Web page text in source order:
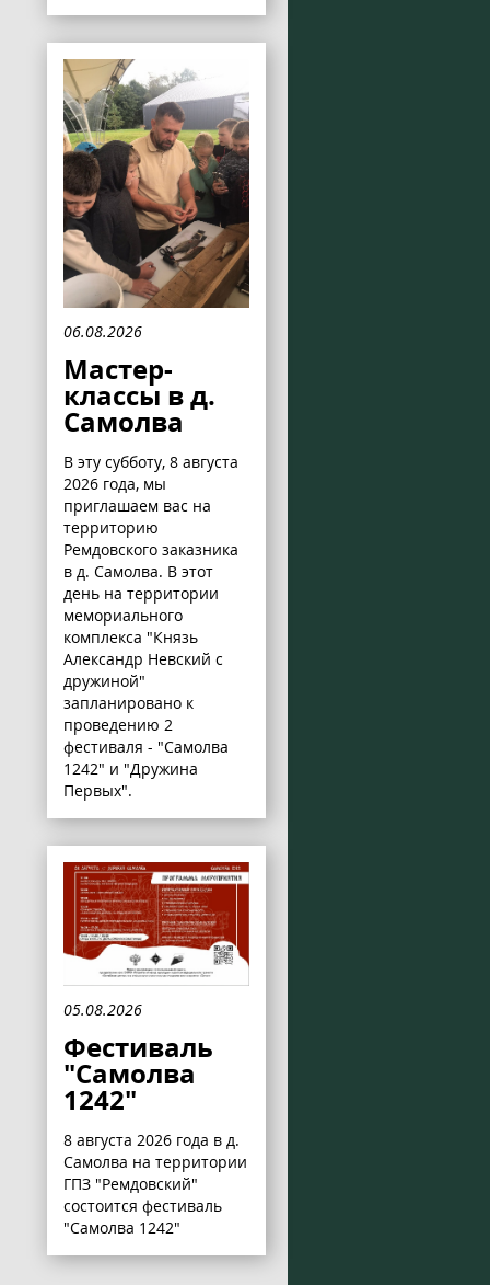
06.08.2026
Мастер-
классы в д.
Самолва
В эту субботу, 8 августа
2026 года, мы
приглашаем вас на
территорию
Ремдовского заказника
в д. Самолва. В этот
день на территории
мемориального
комплекса "Князь
Александр Невский с
дружиной"
запланировано к
проведению 2
фестиваля - "Самолва
1242" и "Дружина
Первых".
05.08.2026
Фестиваль
"Самолва
1242"
8 августа 2026 года в д.
Самолва на территории
ГПЗ "Ремдовский"
состоится фестиваль
"Самолва 1242"